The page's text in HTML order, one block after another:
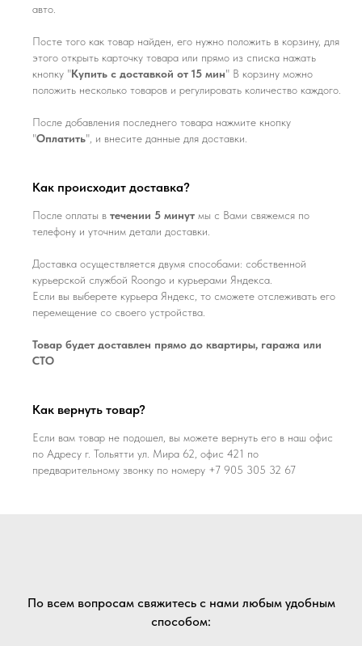
авто.
Посте того как товар найден, его нужно положить в корзину, для
этого открыть карточку товара или прямо из списка нажать
кнопку "Купить с доставкой от 15 мин" В корзину можно
положить несколько товаров и регулировать количество каждого.
После добавления последнего товара нажмите кнопку
"Оплатить", и внесите данные для доставки.
Как происходит доставка?
После оплаты в течении 5 минут мы с Вами свяжемся по
телефону и уточним детали доставки.
Доставка осуществляется двумя способами: собственной
курьерской службой Roongo и курьерами Яндекса.
Если вы выберете курьера Яндекс, то сможете отслеживать его
перемещение со своего устройства.
Товар будет доставлен прямо до квартиры, гаража или
СТО
Как вернуть товар?
Если вам товар не подошел, вы можете вернуть его в наш офис
по Адресу г. Тольятти ул. Мира 62, офис 421 по
предварительному звонку по номеру +7 905 305 32 67
По всем вопросам свяжитесь с нами любым удобным
способом: